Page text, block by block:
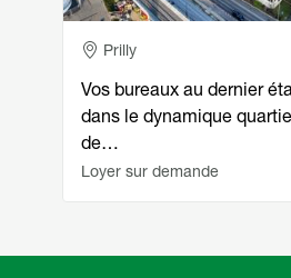
Adresse
Prilly
Vos bureaux au dernier
dans le dynamique
de…
Loyer sur demande